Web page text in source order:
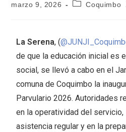
marzo 9, 2026 Coquimbo
La Serena, (
de que la educación inicial es
social, se llevó a cabo en el
comuna de Coquimbo la
Parvulario 2026. Autoridades
en la operatividad del servicio,
asistencia regular y en la